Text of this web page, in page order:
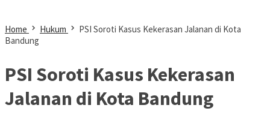
Home Hukum
PSI Soroti Kasus Kekerasan Jalanan di Kota
Bandung
PSI Soroti Kasus Kekerasan
Jalanan di Kota Bandung